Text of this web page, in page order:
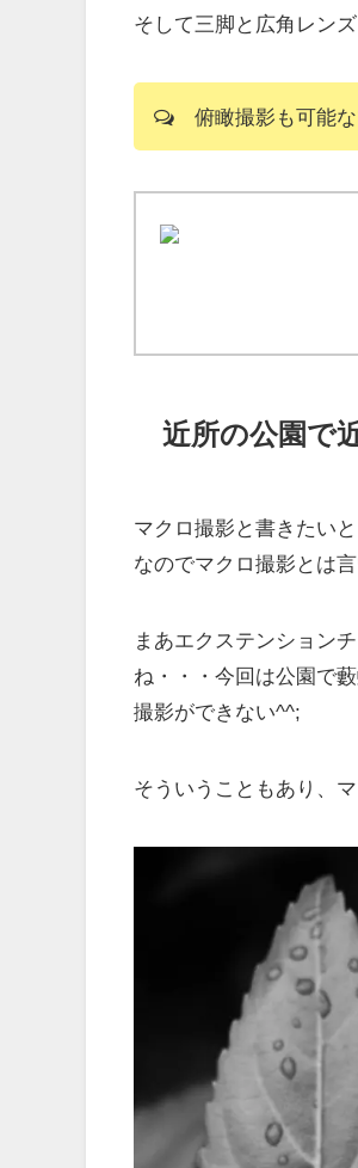
そして三脚と広角レン
俯瞰撮影も可能な
近所の公園で
マクロ撮影と書きたい
なのでマクロ撮影とは
まあエクステンション
ね・・・今回は公園で
撮影ができない^^;
そういうこともあり、